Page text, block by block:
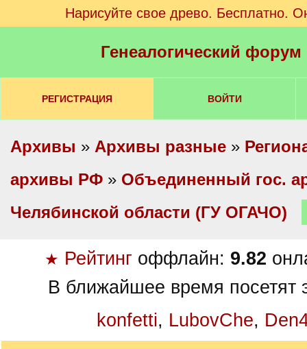
Нарисуйте свое древо. Бесплатно.
Генеалогический
РЕГИСТРАЦИЯ ВОЙТИ
Архивы » Архивы разные »
архивы РФ » Объединенный гос.
Челябинской области (ГУ ОГАЧО)
★ Рейтинг оффлайн: 9.82
В ближайшее время посетят
konfetti, LubovChe,